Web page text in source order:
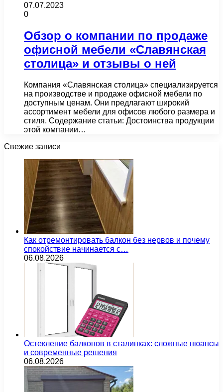
07.07.2023
0
Обзор о компании по продаже
офисной мебели «Славянская
столица» и отзывы о ней
Компания «Славянская столица» специализируется
на производстве и продаже офисной мебели по
доступным ценам. Они предлагают широкий
ассортимент мебели для офисов любого размера и
стиля. Содержание статьи: Достоинства продукции
этой компании…
Свежие записи
Как отремонтировать балкон без нервов и почему
спокойствие начинается с…
06.08.2026
Остекление балконов в сталинках: сложные нюансы
и современные решения
06.08.2026